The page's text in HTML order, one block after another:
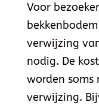
Voor
verwijzing
nodig. De
worden soms
verwijzing.